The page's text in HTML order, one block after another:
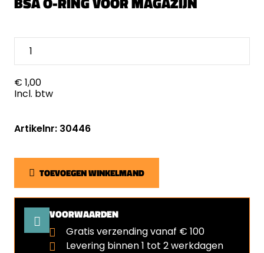
€ 1,00
Incl. btw
Artikelnr: 30446
TOEVOEGEN WINKELMAND
VOORWAARDEN
Gratis verzending vanaf € 100
Levering binnen 1 tot 2 werkdagen